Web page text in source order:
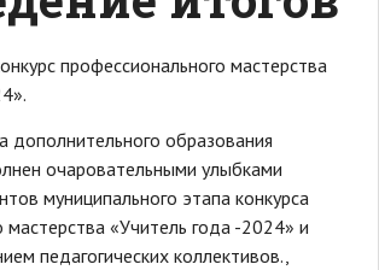
профессионального мастерства
дополнительного образования
очаровательными улыбками
муниципального этапа конкурса
мастерства «Учитель года -2024» и
педагогических коллективов.,